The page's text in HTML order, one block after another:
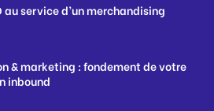
au service d’un merchandising
& marketing : fondement de votre
inbound